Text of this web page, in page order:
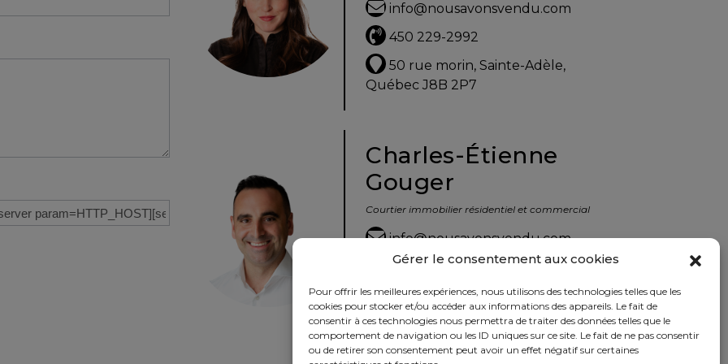
Gérer le consentement aux cookies
Pour offrir les meilleures expériences, nous utilisons des technologies telles que les
cookies pour stocker et/ou accéder aux informations des appareils. Le fait de
consentir à ces technologies nous permettra de traiter des données telles que le
comportement de navigation ou les ID uniques sur ce site. Le fait de ne pas consentir
ou de retirer son consentement peut avoir un effet négatif sur certaines
info@nousavonsvendu.com
450 229-2992
50 rue morin, Sainte-Adèle,
Québec J8B 2P7
Charles-Étienne
Gouger
Courtier immobilier résidentiel et commercial
info@nousavonsvendu.com
450 229-2992
50 rue morin, Sainte-Adèle,
Québec J8B 2P7